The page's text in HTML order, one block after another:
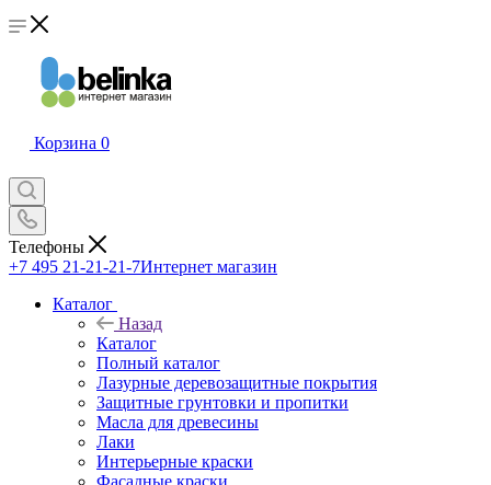
Корзина 0
Телефоны
+7 495 21-21-21-7Интернет магазин
Каталог
Назад
Каталог
Полный каталог
Лазурные деревозащитные покрытия
Защитные грунтовки и пропитки
Масла для древесины
Лаки
Интерьерные краски
Фасадные краски